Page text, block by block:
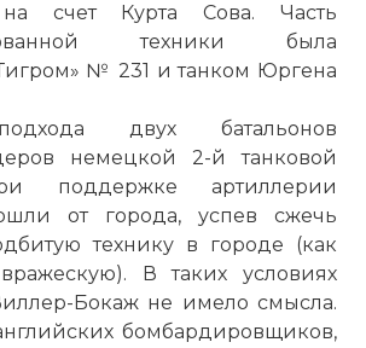
счет Курта Сова. Часть
техники была
№ 231 и танком Юргена
двух батальонов
немецкой 2-й танковой
поддержке артиллерии
от города, успев сжечь
технику в городе (как
В таких условиях
Бокаж не имело смысла.
бомбардировщиков,